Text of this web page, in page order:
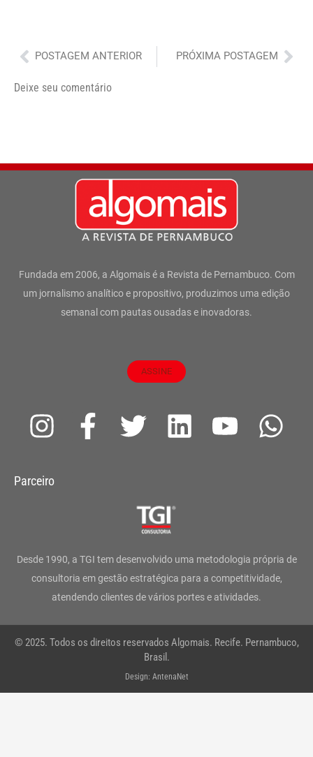
Anterior
POSTAGEM ANTERIOR PRÓXIMA POSTAGEM
Deixe seu comentário
Fundada em 2006, a Algomais é a Revista de Pernambuco. Com
um jornalismo analítico e propositivo, produzimos uma edição
semanal com pautas ousadas e inovadoras.
ASSINE
I
s
g
r
a
m
F
a
o
o
k
-
T
t
e
r
L
d
i
n
Y
b
e
W
a
p
Parceiro
Desde 1990, a TGI tem desenvolvido uma metodologia própria de
consultoria em gestão estratégica para a competitividade,
atendendo clientes de vários portes e atividades.
© 2025. Todos os direitos reservados Algomais. Recife. Pernambuco,
Brasil.
Design: AntenaNet